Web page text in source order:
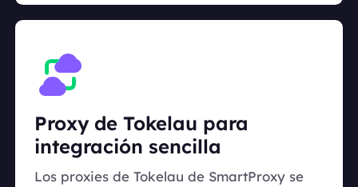
Proxy de Tokelau para
integración sencilla
Los proxies de Tokelau de SmartProxy se